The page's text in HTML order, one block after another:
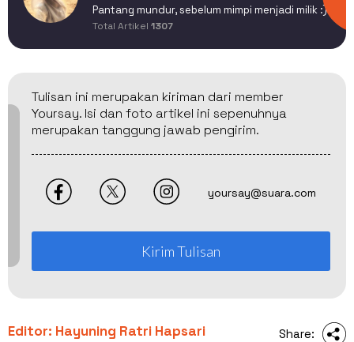
Pantang mundur, sebelum mimpi menjadi milik :)
Total Artikel 1307
Tulisan ini merupakan kiriman dari member
Yoursay. Isi dan foto artikel ini sepenuhnya
merupakan tanggung jawab pengirim.
yoursay@suara.com
Kirim Tulisan
Editor: Hayuning Ratri Hapsari Share: